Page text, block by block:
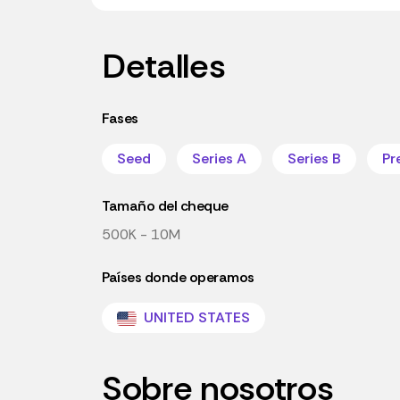
Detalles
Fases
Seed Series A Series B
Tamaño del cheque
500K - 10M
Países donde operamos
UNITED STATES
Sobre nosotros